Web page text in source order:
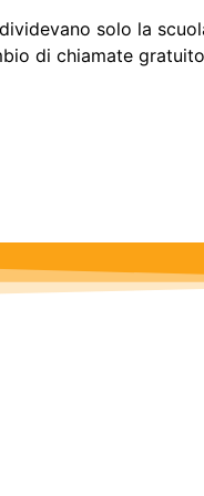
solo la
di chiamate